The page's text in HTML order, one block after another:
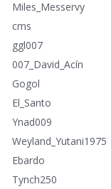
d
o
s
Miles_Messervy
cms
ggl007
007_David_Acín
Gogol
El_Santo
Ynad009
Weyland_Yutani1975
Ebardo
Tynch250